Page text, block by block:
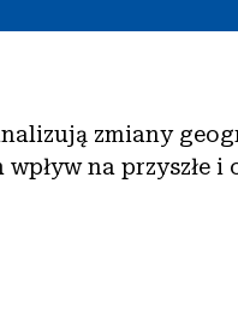
zmiany
na przyszłe i